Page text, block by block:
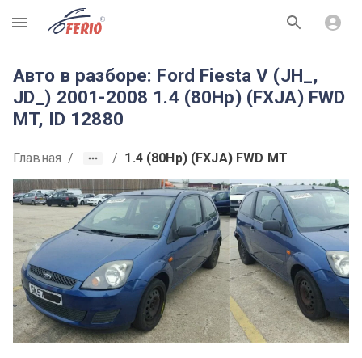
R
Авто в разборе: Ford Fiesta V (JH_,
JD_) 2001-2008 1.4 (80Hp) (FXJA) FWD
MT, ID 12880
Главная / / 1.4 (80Hp) (FXJA) FWD MT